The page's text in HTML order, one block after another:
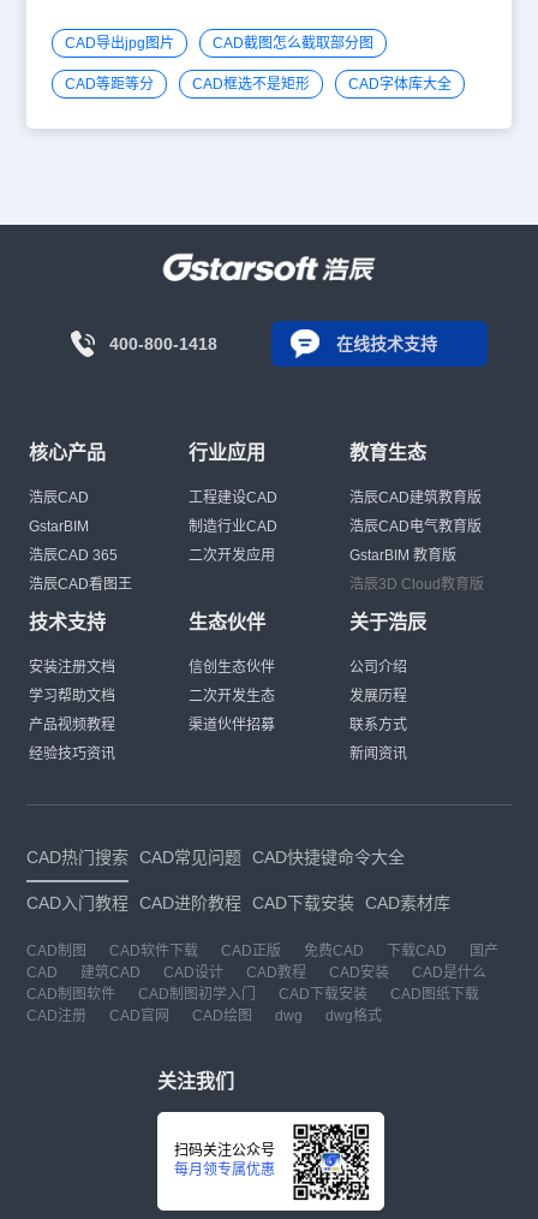
CAD导出jpg图片 CAD截图怎么截取部分图
CAD等距等分 CAD框选不是矩形 CAD字体库大全
400-800-1418 在线技术支持
核心产品
浩辰CAD
GstarBIM
浩辰CAD 365
浩辰CAD看图王
行业应用
工程建设CAD
制造行业CAD
二次开发应用
教育生态
浩辰CAD建筑教育版
浩辰CAD电气教育版
GstarBIM 教育版
浩辰3D Cloud教育版
技术支持
安装注册文档
学习帮助文档
产品视频教程
经验技巧资讯
生态伙伴
信创生态伙伴
二次开发生态
渠道伙伴招募
关于浩辰
公司介绍
发展历程
联系方式
新闻资讯
CAD热门搜索 CAD常见问题 CAD快捷键命令大全
CAD入门教程 CAD进阶教程 CAD下载安装 CAD素材库
CAD制图 CAD软件下载 CAD正版 免费CAD 下载CAD
国产
CAD
建筑CAD CAD设计 CAD教程 CAD安装
CAD是什么
CAD制图软件
CAD制图初学入门 CAD下载安装
CAD图纸下载
CAD注册
CAD官网 CAD绘图 dwg dwg格式
关注我们
扫码关注公众号
每月领专属优惠